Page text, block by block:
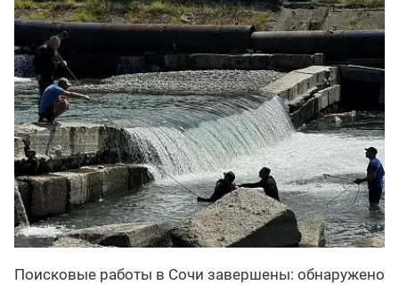
Поисковые работы в Сочи завершены: обнаружено